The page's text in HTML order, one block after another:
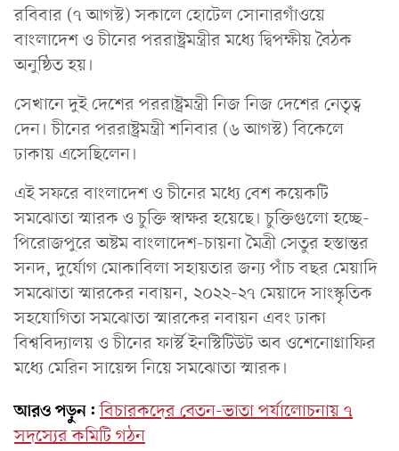
রবিবার (৭ আগস্ট) সকালে হোটেল সোনারগাঁওয়ে
বাংলাদেশ ও চীনের পররাষ্ট্রমন্ত্রীর মধ্যে দ্বিপক্ষীয় বৈঠক
অনুষ্ঠিত হয়।
সেখানে দুই দেশের পররাষ্ট্রমন্ত্রী নিজ নিজ দেশের নেতৃত্ব
দেন। চীনের পররাষ্ট্রমন্ত্রী শনিবার (৬ আগস্ট) বিকেলে
ঢাকায় এসেছিলেন।
এই সফরে বাংলাদেশ ও চীনের মধ্যে বেশ কয়েকটি
সমঝোতা স্মারক ও চুক্তি স্বাক্ষর হয়েছে। চুক্তিগুলো হচ্ছে-
পিরোজপুরে অষ্টম বাংলাদেশ-চায়না মৈত্রী সেতুর হস্তান্তর
সনদ, দুর্যোগ মোকাবিলা সহায়তার জন্য পাঁচ বছর মেয়াদি
সমঝোতা স্মারকের নবায়ন, ২০২২-২৭ মেয়াদে সাংস্কৃতিক
সহযোগিতা সমঝোতা স্মারকের নবায়ন এবং ঢাকা
বিশ্ববিদ্যালয় ও চীনের ফার্স্ট ইনস্টিটিউট অব ওশেনোগ্রাফির
মধ্যে মেরিন সায়েন্স নিয়ে সমঝোতা স্মারক।
আরও পড়ুন: বিচারকদের বেতন-ভাতা পর্যালোচনায় ৭
সদস্যের কমিটি গঠন